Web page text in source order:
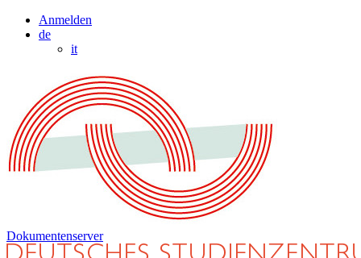
Anmelden
de
it
Dokumentenserver